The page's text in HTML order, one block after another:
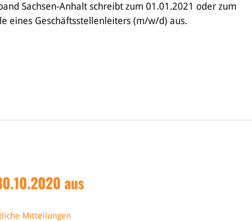
Sachsen-Anhalt schreibt zum 01.01.2021 oder zum
eines Geschäftsstellenleiters (m/w/d) aus.
aus
Mitteilungen